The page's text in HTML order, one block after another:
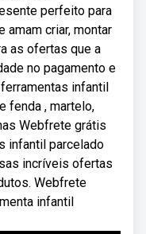
perfeito para
amam criar, montar
as ofertas que a
no pagamento e
infantil
fenda , martelo,
Webfrete grátis
infantil parcelado
incríveis ofertas
Webfrete
infantil